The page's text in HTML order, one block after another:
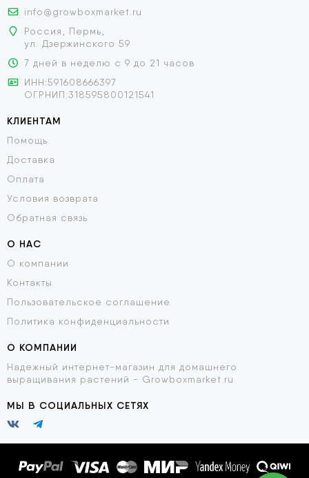
info@growboxmarket.ru
Россия, Пермь,
ул. Дзержинского 59
7 дней в неделю с 9 до 21 часов
ИНН:591608666397
ОГРНИП:318595800121541
КЛИЕНТАМ
Помощь
Доставка
Оплата
Условия возврата
Обратная связь
О НАС
О компании
Контакты
Пользовательское соглашение
Политика конфиденциальности
О КОМПАНИИ
Надежный интернет-магазин для домашнего
выращивания растений - Growboxmarket.ru
МЫ В СОЦИАЛЬНЫХ СЕТЯХ